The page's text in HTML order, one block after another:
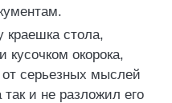
стола,
окорока,
серьезных мыслей
и не разложил его